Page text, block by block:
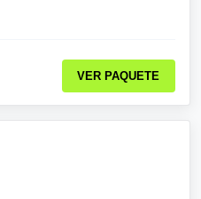
VER PAQUETE